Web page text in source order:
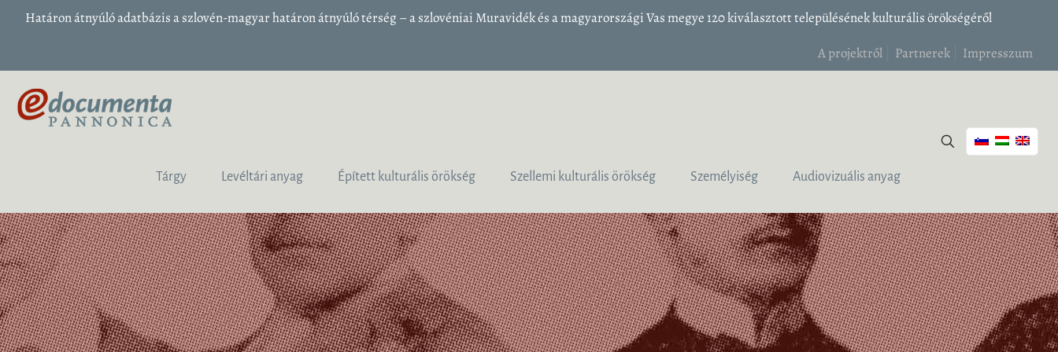
Határon átnyúló adatbázis a szlovén-magyar határon átnyúló térség – a szlovéniai Muravidék és a magyarországi Vas megye 120 kiválasztott településének kulturális örökségéről
A projektről
Partnerek Impresszum
Tárgy Levéltári anyag Épített kulturális örökség Szellemi kulturális örökség Személyiség Audiovizuális anyag